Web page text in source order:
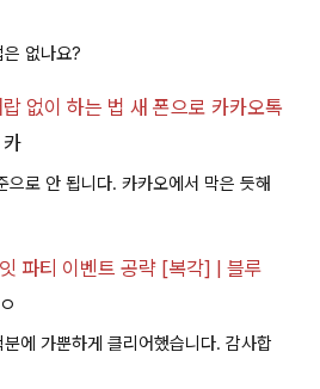
없나요?
없이 하는 법 새 폰으로 카카오톡
카
로 안 됩니다. 카카오에서 막은 듯해
파티 이벤트 공략 [복각] | 블루
에 가뿐하게 클리어했습니다. 감사합